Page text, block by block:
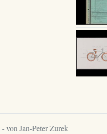
- von Jan-Peter Zurek